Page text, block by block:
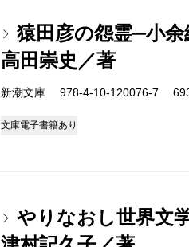
猿田彦の怨霊─小
高田崇史／著
新潮文庫 978-4-10-120076-7
文庫電子書籍あり
やりなおし世界文